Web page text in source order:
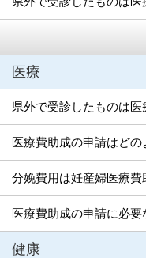
医療
県外で受診したものは
医療費助成の申請はど
分娩費用は妊産婦医療費
健康